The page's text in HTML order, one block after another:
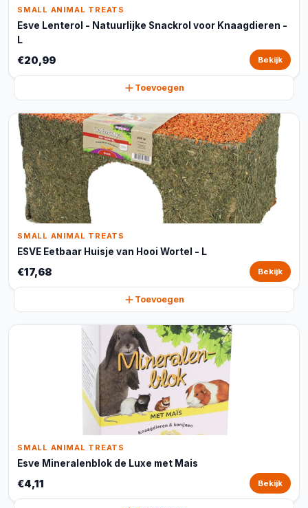
SMALL ANIMAL TREATS
Esve Lenterol - Natuurlijke Snackrol voor Knaagdieren -
L
€20,99 Bekijk
Toevoegen
SMALL ANIMAL TREATS
ESVE Eetbaar Huisje van Hooi Wortel - L
€17,68 Bekijk
Toevoegen
SMALL ANIMAL TREATS
Esve Mineralenblok de Luxe met Mais
€4,11 Bekijk